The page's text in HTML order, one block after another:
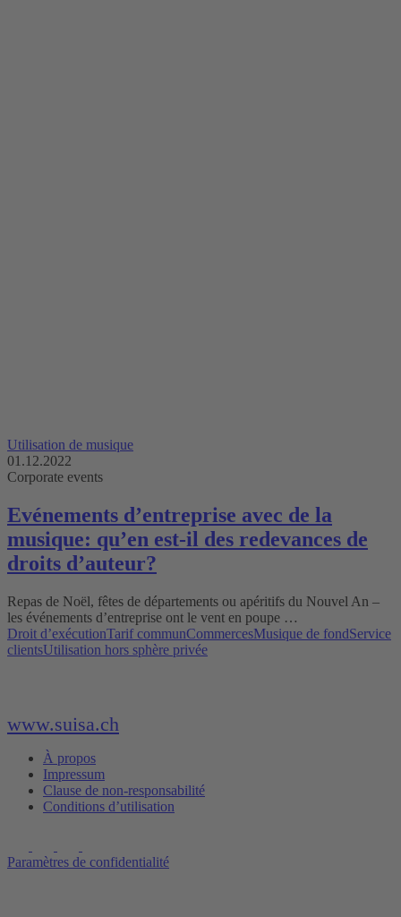
Utilisation de musique
01.12.2022
Corporate events
Evénements d’entreprise avec de la
musique: qu’en est-il des redevances de
droits d’auteur?
Repas de Noël, fêtes de départements ou apéritifs du Nouvel An –
les événements d’entreprise ont le vent en poupe …
Droit d’exécutionTarif communCommercesMusique de fondService
clientsUtilisation hors sphère privée
www.suisa.ch
À propos
Impressum
Clause de non-responsabilité
Conditions d’utilisation
Paramètres de confidentialité